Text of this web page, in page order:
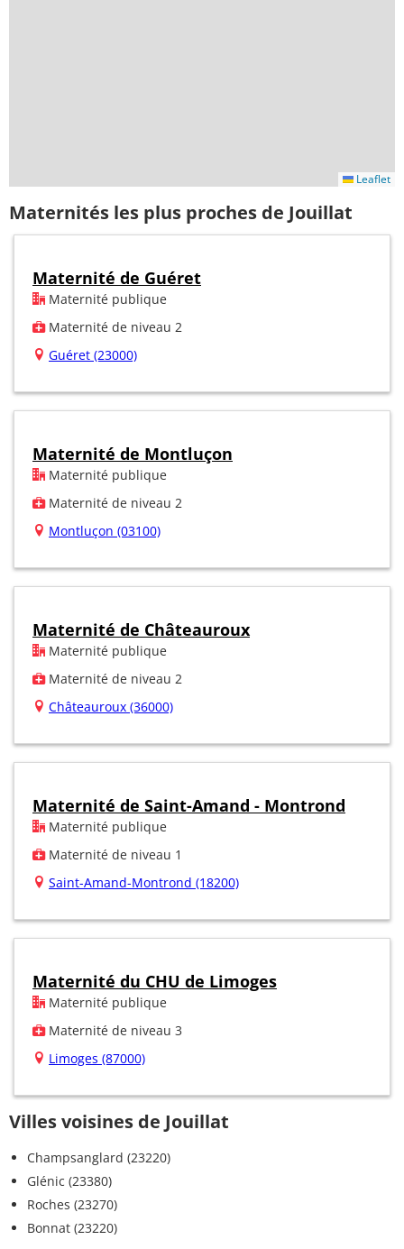
Leaflet
Maternités les plus proches de Jouillat
Maternité de Guéret
Maternité publique
Maternité de niveau 2
Guéret (23000)
Maternité de Montluçon
Maternité publique
Maternité de niveau 2
Montluçon (03100)
Maternité de Châteauroux
Maternité publique
Maternité de niveau 2
Châteauroux (36000)
Maternité de Saint-Amand - Montrond
Maternité publique
Maternité de niveau 1
Saint-Amand-Montrond (18200)
Maternité du CHU de Limoges
Maternité publique
Maternité de niveau 3
Limoges (87000)
Villes voisines de Jouillat
Champsanglard (23220)
Glénic (23380)
Roches (23270)
Bonnat (23220)